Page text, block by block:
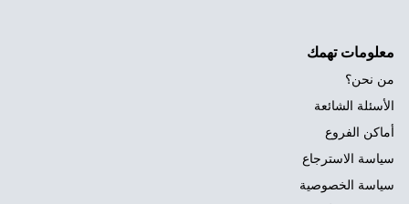
معلومات تهمك
من نحن؟
الأسئلة الشائعة
أماكن الفروع
سياسة الاسترجاع
سياسة الخصوصية